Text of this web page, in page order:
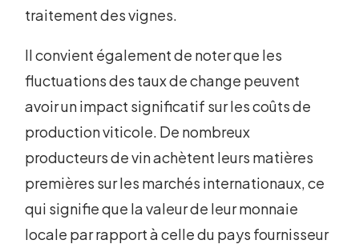
traitement des vignes.
Il convient également de noter que les
fluctuations des taux de change peuvent
avoir un impact significatif sur les coûts de
production viticole. De nombreux
producteurs de vin achètent leurs matières
premières sur les marchés internationaux, ce
qui signifie que la valeur de leur monnaie
locale par rapport à celle du pays fournisseur